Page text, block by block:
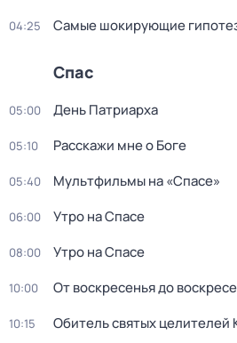
04:25 Самые шoкиpующие
Спас
05:00 Дeнь Патриаpха
05:10 Расскажи мне о Боге
05:40 Мультфильмы на «Спасе»
06:00 Утро на Спасе
08:00 Утро на Спасе
10:00 От воскресенья до
10:15 Обитель святых целителей